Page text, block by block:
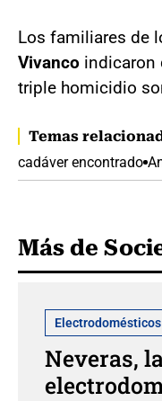
Los familiares de
Vivanco indicaron
triple homicidio
Temas
cadáver encontrado
Más de
Electrodomésticos
Neveras,